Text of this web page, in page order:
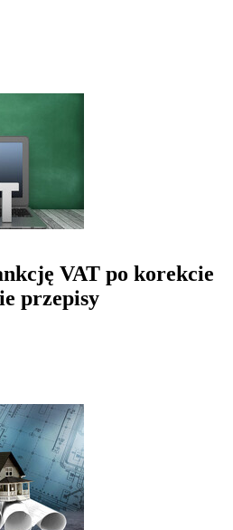
VAT po korekcie
przepisy